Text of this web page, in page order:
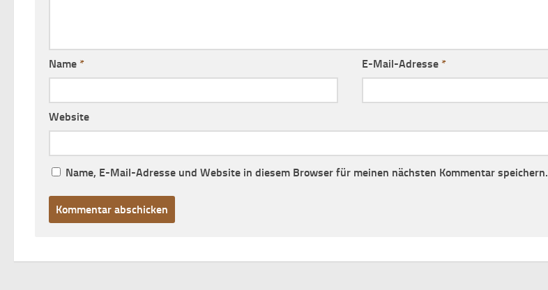
Name * E-Mail-Adresse *
Website
Name, E-Mail-Adresse und Website in diesem Browser für meinen nächsten Kommentar speichern.